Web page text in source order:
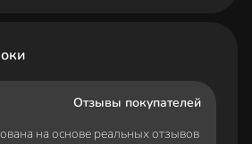
Отзывы покупателей
на основе реальных отзывов